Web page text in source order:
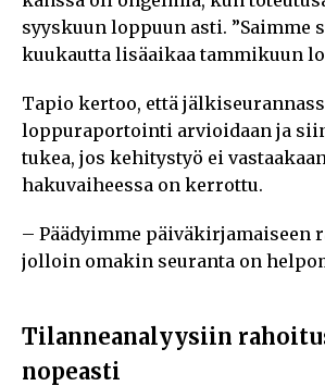
syyskuun loppuun asti. ”Saimme
kuukautta lisäaikaa tammikuun
Tapio kertoo, että
loppuraportointi arvioidaan ja
tukea, jos kehitystyö ei
hakuvaiheessa on kerrottu.
– Päädyimme päiväkirjamaiseen
jolloin omakin seuranta on
Tilanneanalyysiin
nopeasti